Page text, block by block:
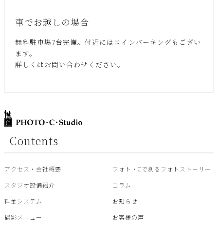
車でお越しの場合
無料駐車場7台完備。付近にはコインパーキングもござい
ます。
詳しくはお問い合わせください。
Contents
アクセス・会社概要
スタジオ設備紹介
料金システム
撮影メニュー
フォト・Cで創るフォトストーリー
コラム
お知らせ
お客様の声